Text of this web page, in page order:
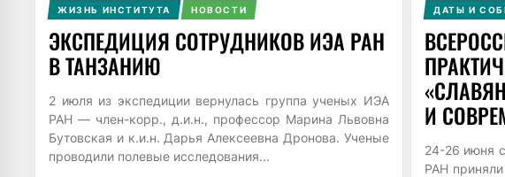
ЖИЗНЬ ИНСТИТУТА НОВОСТИ
ЭКСПЕДИЦИЯ СОТРУДНИКОВ ИЭА РАН
В ТАНЗАНИЮ
2 июля из экспедиции вернулась группа ученых ИЭА
РАН — член-корр., д.и.н., профессор Марина Львовна
Бутовская и к.и.н. Дарья Алексеевна Дронова. Ученые
проводили полевые исследования...
ДАТЫ И
И
24-26 июня
РАН